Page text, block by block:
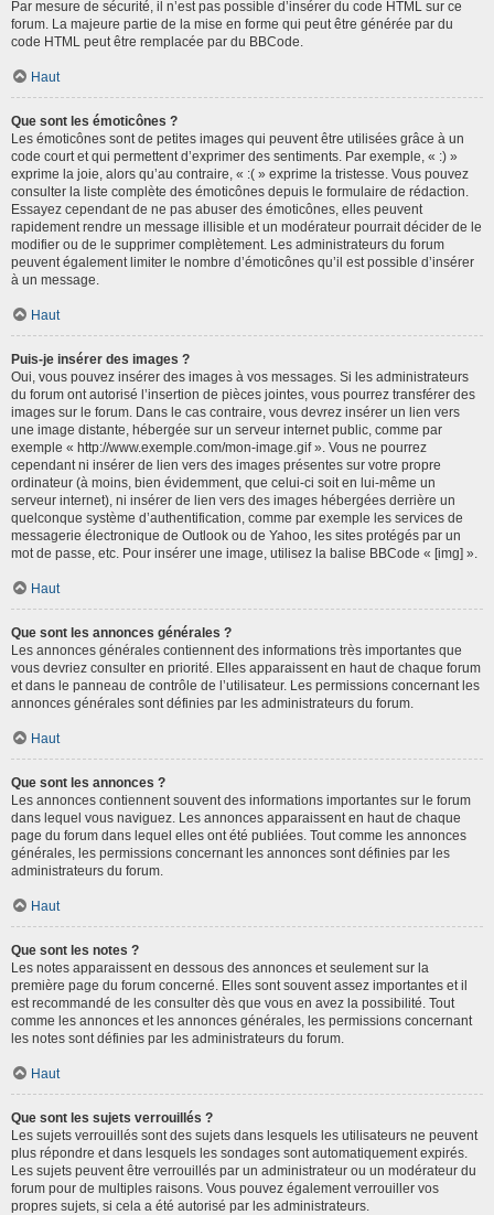
Par mesure de sécurité, il n’est pas possible d’insérer du code HTML sur ce
forum. La majeure partie de la mise en forme qui peut être générée par du
code HTML peut être remplacée par du BBCode.
Haut
Que sont les émoticônes ?
Les émoticônes sont de petites images qui peuvent être utilisées grâce à un
code court et qui permettent d’exprimer des sentiments. Par exemple, « :) »
exprime la joie, alors qu’au contraire, « :( » exprime la tristesse. Vous pouvez
consulter la liste complète des émoticônes depuis le formulaire de rédaction.
Essayez cependant de ne pas abuser des émoticônes, elles peuvent
rapidement rendre un message illisible et un modérateur pourrait décider de le
modifier ou de le supprimer complètement. Les administrateurs du forum
peuvent également limiter le nombre d’émoticônes qu’il est possible d’insérer
à un message.
Haut
Puis-je insérer des images ?
Oui, vous pouvez insérer des images à vos messages. Si les administrateurs
du forum ont autorisé l’insertion de pièces jointes, vous pourrez transférer des
images sur le forum. Dans le cas contraire, vous devrez insérer un lien vers
une image distante, hébergée sur un serveur internet public, comme par
exemple « http://www.exemple.com/mon-image.gif ». Vous ne pourrez
cependant ni insérer de lien vers des images présentes sur votre propre
ordinateur (à moins, bien évidemment, que celui-ci soit en lui-même un
serveur internet), ni insérer de lien vers des images hébergées derrière un
quelconque système d’authentification, comme par exemple les services de
messagerie électronique de Outlook ou de Yahoo, les sites protégés par un
mot de passe, etc. Pour insérer une image, utilisez la balise BBCode « [img] ».
Haut
Que sont les annonces générales ?
Les annonces générales contiennent des informations très importantes que
vous devriez consulter en priorité. Elles apparaissent en haut de chaque forum
et dans le panneau de contrôle de l’utilisateur. Les permissions concernant les
annonces générales sont définies par les administrateurs du forum.
Haut
Que sont les annonces ?
Les annonces contiennent souvent des informations importantes sur le forum
dans lequel vous naviguez. Les annonces apparaissent en haut de chaque
page du forum dans lequel elles ont été publiées. Tout comme les annonces
générales, les permissions concernant les annonces sont définies par les
administrateurs du forum.
Haut
Que sont les notes ?
Les notes apparaissent en dessous des annonces et seulement sur la
première page du forum concerné. Elles sont souvent assez importantes et il
est recommandé de les consulter dès que vous en avez la possibilité. Tout
comme les annonces et les annonces générales, les permissions concernant
les notes sont définies par les administrateurs du forum.
Haut
Que sont les sujets verrouillés ?
Les sujets verrouillés sont des sujets dans lesquels les utilisateurs ne peuvent
plus répondre et dans lesquels les sondages sont automatiquement expirés.
Les sujets peuvent être verrouillés par un administrateur ou un modérateur du
forum pour de multiples raisons. Vous pouvez également verrouiller vos
propres sujets, si cela a été autorisé par les administrateurs.